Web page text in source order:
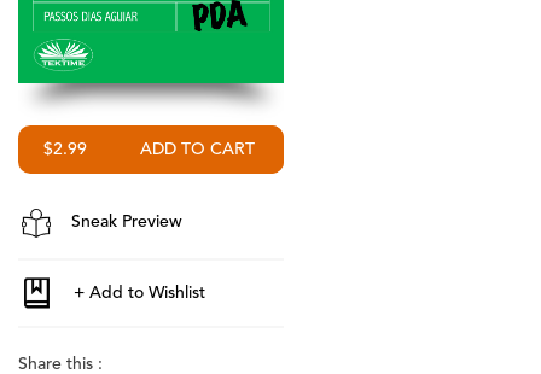
$2.99
Sneak Preview
Share this :